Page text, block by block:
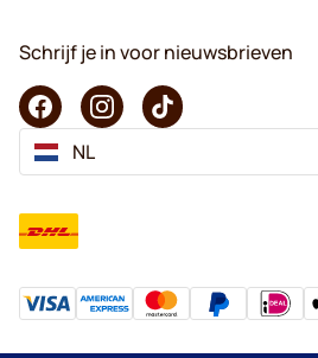
Schrijf je in voor nieuwsbrieven
NL